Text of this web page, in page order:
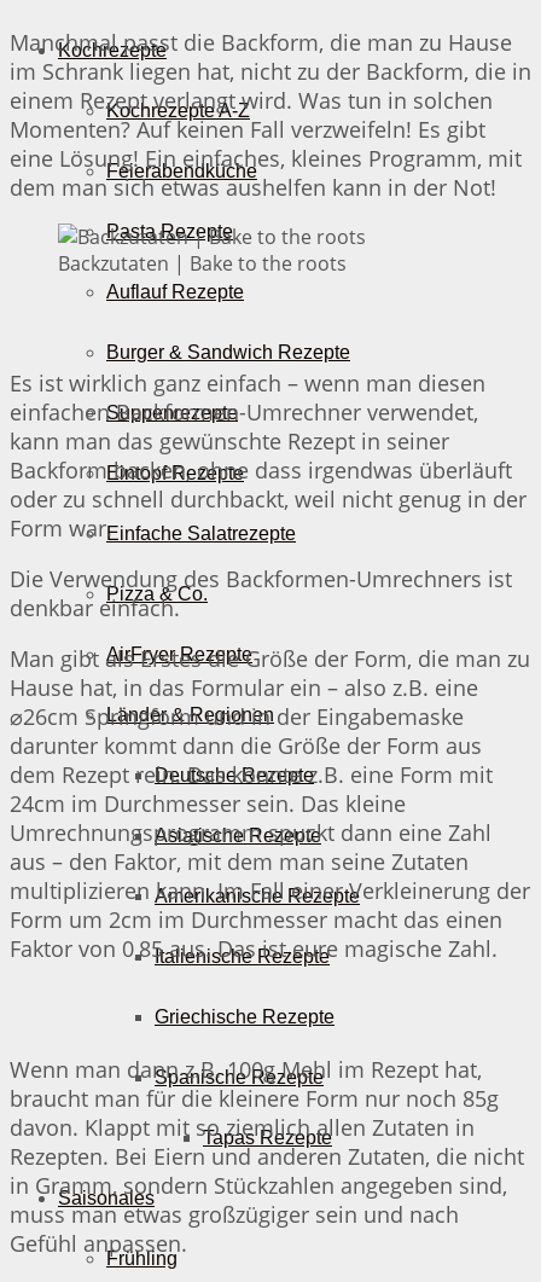
Kochrezepte
Kochrezepte A-Z
Feierabendküche
Pasta Rezepte
Auflauf Rezepte
Burger & Sandwich Rezepte
Suppenrezepte
Eintopf Rezepte
Einfache Salatrezepte
Pizza & Co.
AirFryer Rezepte
Länder & Regionen
Deutsche Rezepte
Asiatische Rezepte
Amerikanische Rezepte
Italienische Rezepte
Griechische Rezepte
Spanische Rezepte
Tapas Rezepte
Saisonales
Frühling
Manchmal passt die Backform, die man zu Hause
im Schrank liegen hat, nicht zu der Backform, die in
einem Rezept verlangt wird. Was tun in solchen
Momenten? Auf keinen Fall verzweifeln! Es gibt
eine Lösung! Ein einfaches, kleines Programm, mit
dem man sich etwas aushelfen kann in der Not!
Backzutaten | Bake to the roots
Es ist wirklich ganz einfach – wenn man diesen
einfachen Backformen-Umrechner verwendet,
kann man das gewünschte Rezept in seiner
Backform backen, ohne dass irgendwas überläuft
oder zu schnell durchbackt, weil nicht genug in der
Form war.
Die Verwendung des Backformen-Umrechners ist
denkbar einfach.
Man gibt als Erstes die Größe der Form, die man zu
Hause hat, in das Formular ein – also z.B. eine
⌀26cm Springform und in der Eingabemaske
darunter kommt dann die Größe der Form aus
dem Rezept rein. Das könnte z.B. eine Form mit
24cm im Durchmesser sein. Das kleine
Umrechnungsprogramm spuckt dann eine Zahl
aus – den Faktor, mit dem man seine Zutaten
multiplizieren kann. Im Fall einer Verkleinerung der
Form um 2cm im Durchmesser macht das einen
Faktor von 0,85 aus. Das ist eure magische Zahl.
Wenn man dann z.B. 100g Mehl im Rezept hat,
braucht man für die kleinere Form nur noch 85g
davon. Klappt mit so ziemlich allen Zutaten in
Rezepten. Bei Eiern und anderen Zutaten, die nicht
in Gramm, sondern Stückzahlen angegeben sind,
muss man etwas großzügiger sein und nach
Gefühl anpassen.